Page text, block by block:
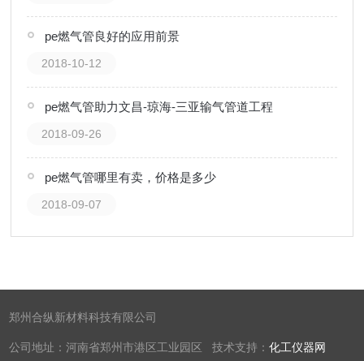
pe燃气管良好的应用前景
2018-10-12
pe燃气管助力文昌-琼海-三亚输气管道工程
2018-09-26
pe燃气管哪里有卖，价格是多少
2018-09-07
郑州合纵新材料科技有限公司
公司地址：河南省郑州市港区工业园区 技术支持：化工仪器网